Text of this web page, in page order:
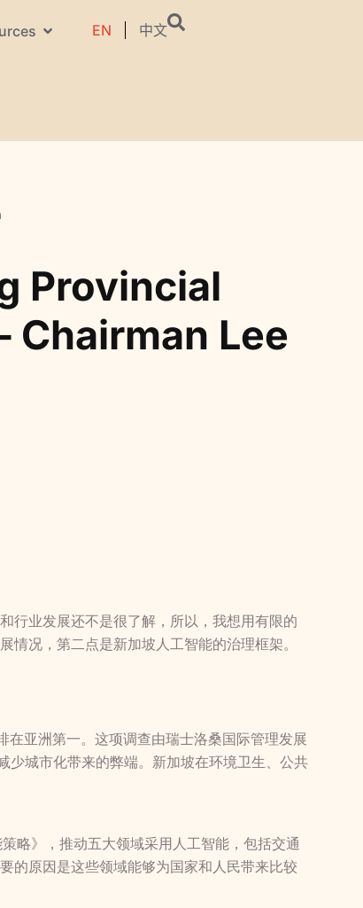
EN 中文
Provincial
Chairman Lee
行业发展还不是很了解，所以，我想用有限的
况，第二点是新加坡人工智能的治理框架。
亚洲第一。这项调查由瑞士洛桑国际管理发展
少城市化带来的弊端。新加坡在环境卫生、公共
略》，推动五大领域采用人工智能，包括交通
的原因是这些领域能够为国家和人民带来比较